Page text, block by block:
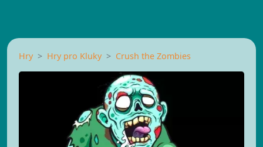
Hry Hry pro Kluky Crush the Zombies